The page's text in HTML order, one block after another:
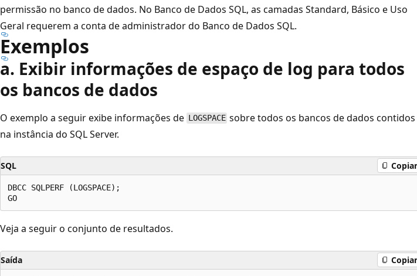
permissão no banco de dados. No Banco de Dados SQL, as camadas Standard, Básico e Uso
Geral requerem a conta de administrador do Banco de Dados SQL.
Exemplos
a. Exibir informações de espaço de log para todos
os bancos de dados
O exemplo a seguir exibe informações de LOGSPACE sobre todos os bancos de dados contidos
na instância do SQL Server.
SQL Copiar
DBCC SQLPERF (LOGSPACE);
Veja a seguir o conjunto de resultados.
Saída Copiar